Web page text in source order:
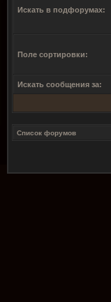
Искать в подфорумах:
Поле сортировки:
Искать сообщения за:
Список форумов